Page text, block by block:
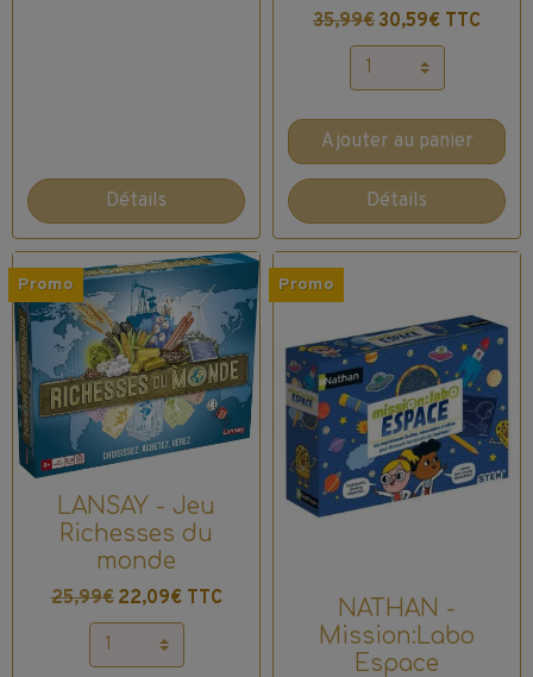
Détails
35,99€ 30,59€ TTC
Ajouter au panier
Détails
Promo
LANSAY - Jeu
Richesses du
monde
25,99€ 22,09€ TTC
Promo
NATHAN -
Mission:Labo
Espace